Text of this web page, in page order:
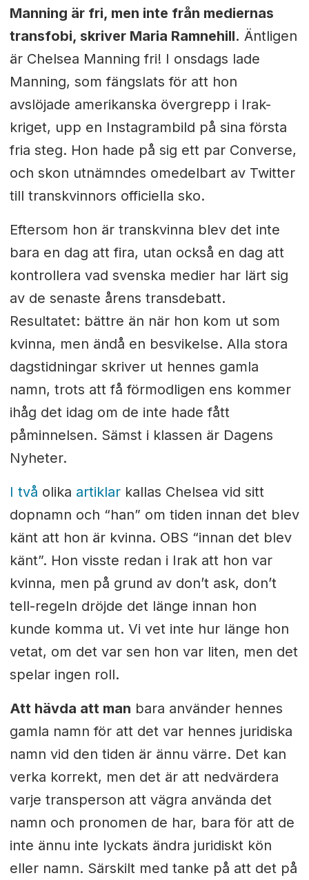
Manning är fri, men inte från mediernas
transfobi, skriver Maria Ramnehill. Äntligen
är Chelsea Manning fri! I onsdags lade
Manning, som fängslats för att hon
avslöjade amerikanska övergrepp i Irak-
kriget, upp en Instagrambild på sina första
fria steg. Hon hade på sig ett par Converse,
och skon utnämndes omedelbart av Twitter
till transkvinnors officiella sko.
Eftersom hon är transkvinna blev det inte
bara en dag att fira, utan också en dag att
kontrollera vad svenska medier har lärt sig
av de senaste årens transdebatt.
Resultatet: bättre än när hon kom ut som
kvinna, men ändå en besvikelse. Alla stora
dagstidningar skriver ut hennes gamla
namn, trots att få förmodligen ens kommer
ihåg det idag om de inte hade fått
påminnelsen. Sämst i klassen är Dagens
Nyheter.
I två olika artiklarkallas Chelsea vid sitt
dopnamn och “han” om tiden innan det blev
känt att hon är kvinna. OBS “innan det blev
känt”. Hon visste redan i Irak att hon var
kvinna, men på grund av don’t ask, don’t
tell-regeln dröjde det länge innan hon
kunde komma ut. Vi vet inte hur länge hon
vetat, om det var sen hon var liten, men det
spelar ingen roll.
Att hävda att man bara använder hennes
gamla namn för att det var hennes juridiska
namn vid den tiden är ännu värre. Det kan
verka korrekt, men det är att nedvärdera
varje transperson att vägra använda det
namn och pronomen de har, bara för att de
inte ännu inte lyckats ändra juridiskt kön
eller namn. Särskilt med tanke på att det på